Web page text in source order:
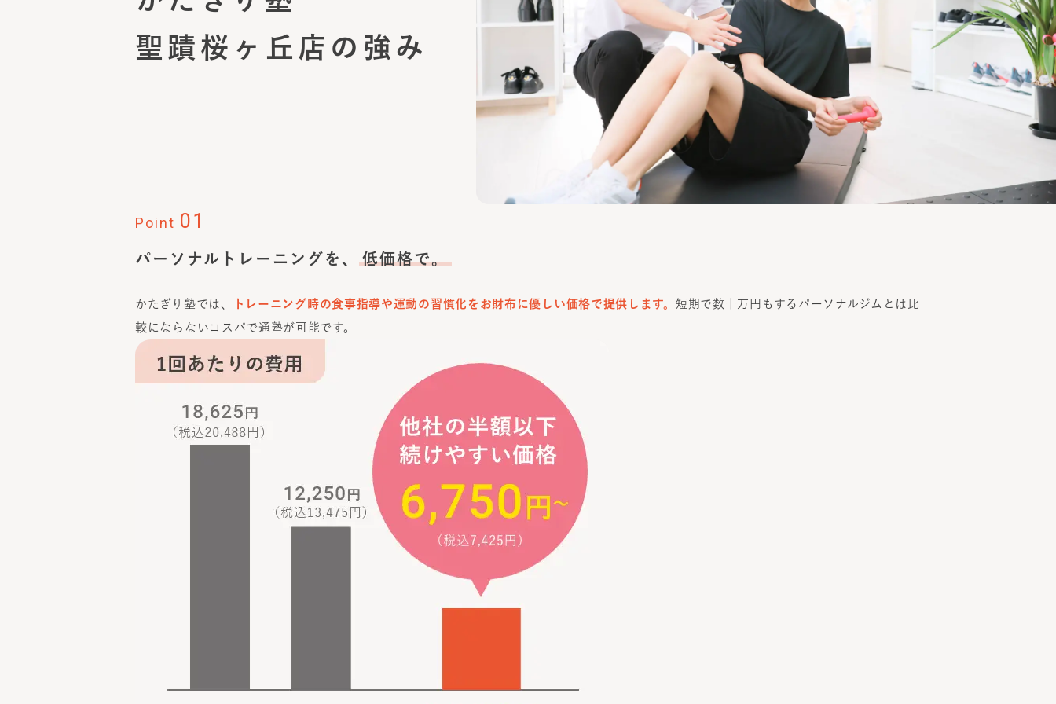
聖蹟桜ヶ丘店 の強み
パーソナルトレーニングを、 低価格で。
Point 01
かたぎり塾では、 トレーニング時の食事指導や運動の習慣化をお財布に優しい価格で提供します。 短期で数十万円もするパーソナルジムとは比
較にならないコスパで通塾が可能です。